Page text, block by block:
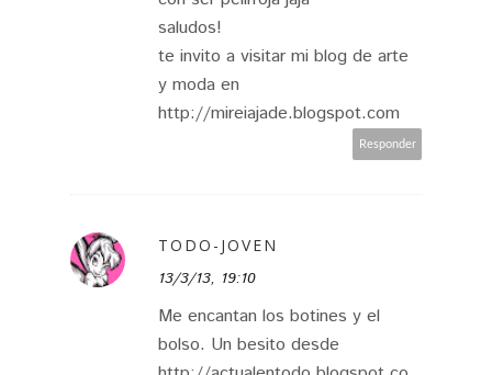
saludos!
te invito a visitar mi blog de arte
y moda en
http://mireiajade.blogspot.com
Responder
TODO-JOVEN
13/3/13, 19:10
Me encantan los botines y el
bolso. Un besito desde